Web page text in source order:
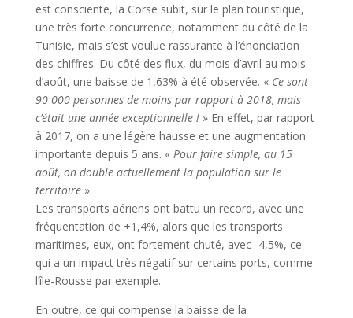
est consciente, la Corse subit, sur le plan touristique,
une très forte concurrence, notamment du côté de la
Tunisie, mais s’est voulue rassurante à l’énonciation
des chiffres. Du côté des flux, du mois d’avril au mois
d’août, une baisse de 1,63% à été observée. « Ce sont
90 000 personnes de moins par rapport à 2018, mais
c’était une année exceptionnelle ! » En effet, par rapport
à 2017, on a une légère hausse et une augmentation
importante depuis 5 ans. « Pour faire simple, au 15
août, on double actuellement la population sur le
territoire».
Les transports aériens ont battu un record, avec une
fréquentation de +1,4%, alors que les transports
maritimes, eux, ont fortement chuté, avec -4,5%, ce
qui a un impact très négatif sur certains ports, comme
l’île-Rousse par exemple.
En outre, ce qui compense la baisse de la